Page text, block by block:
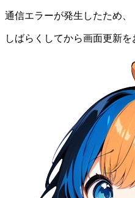
通信エラーが発生したため、
しばらくしてから画面更新を